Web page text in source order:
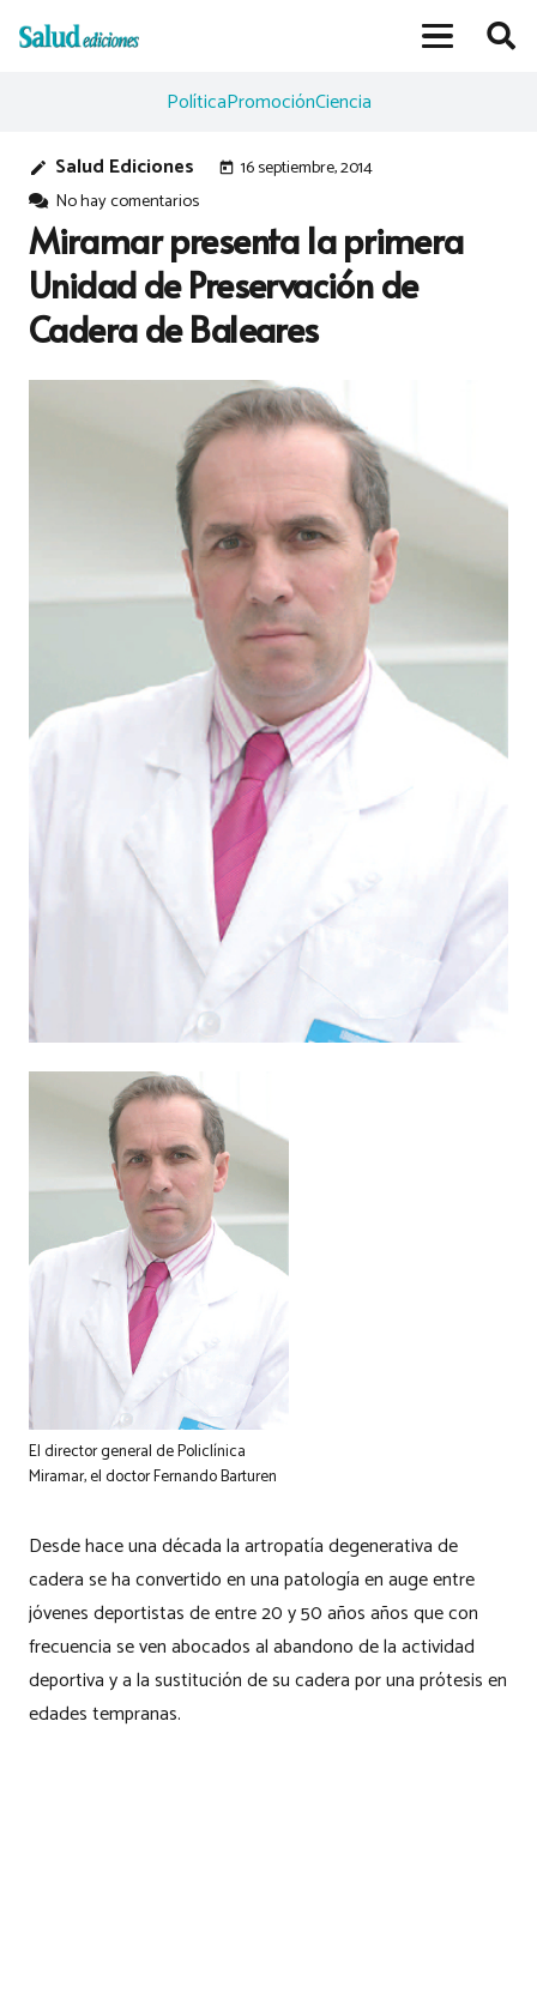
PolíticaPromociónCiencia
edit Salud Ediciones today 16 septiembre, 2014
No hay comentarios
Miramar presenta la primera
Unidad de Preservación de
Cadera de Baleares
El director general de Policlínica
Miramar, el doctor Fernando Barturen
Desde hace una década la artropatía degenerativa de
cadera se ha convertido en una patología en auge entre
jóvenes deportistas de entre 20 y 50 años años que con
frecuencia se ven abocados al abandono de la actividad
deportiva y a la sustitución de su cadera por una prótesis en
edades tempranas.